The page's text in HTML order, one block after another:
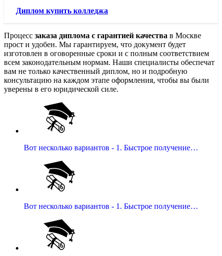
Диплом купить колледжа
Процесс заказа диплома с гарантией качества в Москве
прост и удобен. Мы гарантируем, что документ будет
изготовлен в оговоренные сроки и с полным соответствием
всем законодательным нормам. Наши специалисты обеспечат
вам не только качественный диплом, но и подробную
консультацию на каждом этапе оформления, чтобы вы были
уверены в его юридической силе.
Вот несколько вариантов - 1. Быстрое получение…
Вот несколько вариантов - 1. Быстрое получение…